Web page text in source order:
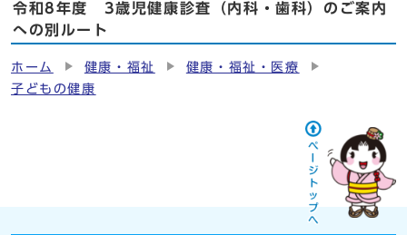
令和8年度 3歳児健康診査（内科・歯科）のご案内
への別ルート
ホーム 健康・福祉
健康・福祉・医療
子どもの健康